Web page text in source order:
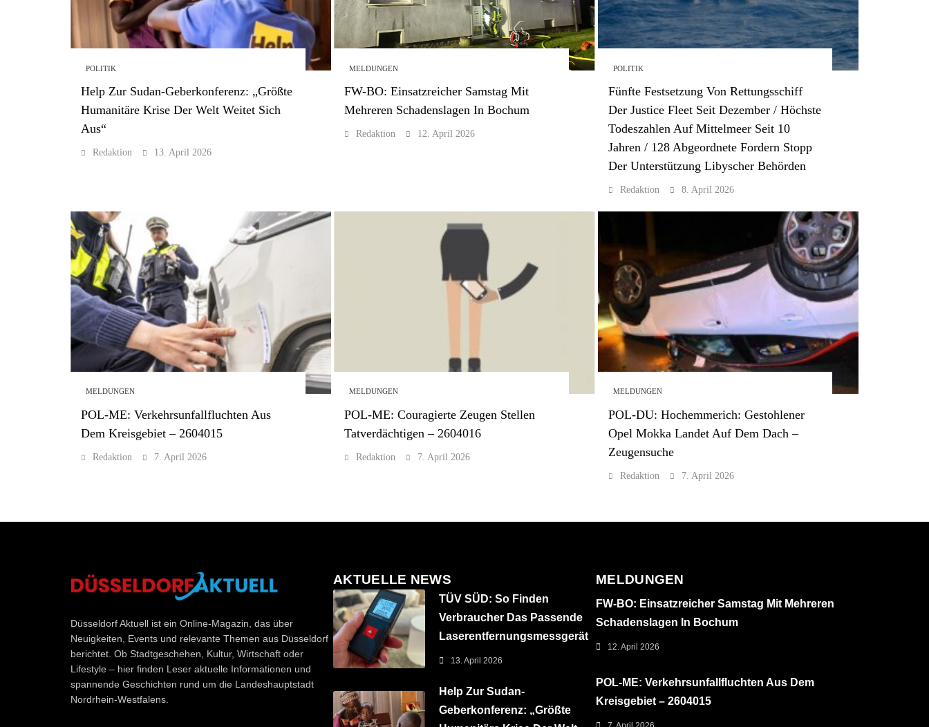
POLITIK
Help Zur Sudan-Geberkonferenz: „Größte
Humanitäre Krise Der Welt Weitet Sich
Aus“
Redaktion 13. April 2026
MELDUNGEN
FW-BO: Einsatzreicher Samstag Mit
Mehreren Schadenslagen In Bochum
Redaktion 12. April 2026
POLITIK
Fünfte Festsetzung Von Rettungsschiff
Der Justice Fleet Seit Dezember / Höchste
Todeszahlen Auf Mittelmeer Seit 10
Jahren / 128 Abgeordnete Fordern Stopp
Der Unterstützung Libyscher Behörden
Redaktion 8. April 2026
MELDUNGEN
POL-ME: Verkehrsunfallfluchten Aus
Dem Kreisgebiet – 2604015
Redaktion 7. April 2026
MELDUNGEN
POL-ME: Couragierte Zeugen Stellen
Tatverdächtigen – 2604016
Redaktion 7. April 2026
MELDUNGEN
POL-DU: Hochemmerich: Gestohlener
Opel Mokka Landet Auf Dem Dach –
Zeugensuche
Redaktion 7. April 2026
Düsseldorf Aktuell
Düsseldorf Aktuell ist ein Online-Magazin, das über
Neuigkeiten, Events und relevante Themen aus Düsseldorf
berichtet. Ob Stadtgeschehen, Kultur, Wirtschaft oder
Lifestyle – hier finden Leser aktuelle Informationen und
spannende Geschichten rund um die Landeshauptstadt
Nordrhein-Westfalens.
AKTUELLE NEWS
TÜV SÜD: So Finden
Verbraucher Das Passende
Laserentfernungsmessgerät
13. April 2026
Help Zur Sudan-
Geberkonferenz: „Größte
MELDUNGEN
FW-BO: Einsatzreicher Samstag Mit Mehreren
Schadenslagen In Bochum
12. April 2026
POL-ME: Verkehrsunfallfluchten Aus Dem
Kreisgebiet – 2604015